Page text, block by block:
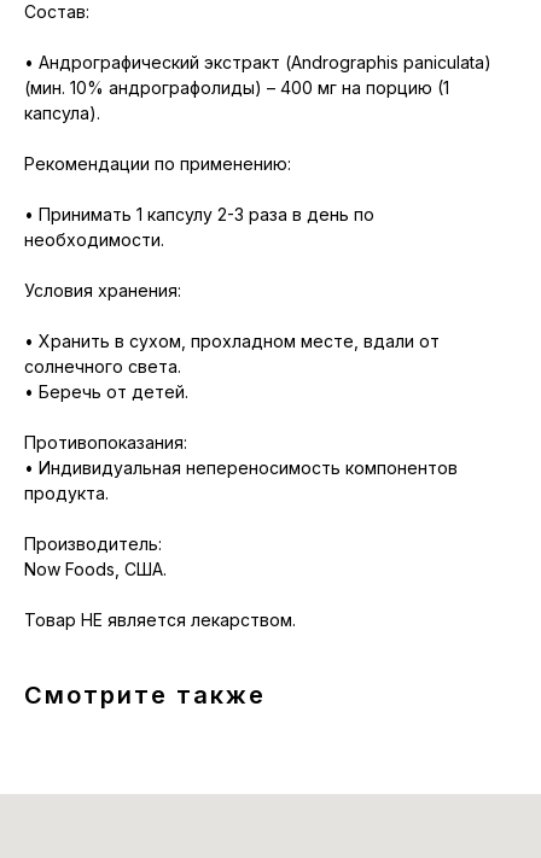
Состав:
• Андрографический экстракт (Andrographis paniculata)
(мин. 10% андрографолиды) – 400 мг на порцию (1
капсула).
Рекомендации по применению:
• Принимать 1 капсулу 2-3 раза в день по
необходимости.
Условия хранения:
• Хранить в сухом, прохладном месте, вдали от
солнечного света.
• Беречь от детей.
Противопоказания:
• Индивидуальная непереносимость компонентов
продукта.
Производитель:
Now Foods, США.
Товар НЕ является лекарством.
Смотрите также